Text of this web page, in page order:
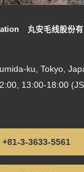
丸安毛线股份有
ku, Tokyo,
13:00-18:00
+81-3-3633-5561